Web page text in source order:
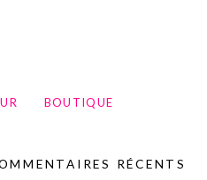
BOUTIQUE
RÉCENTS